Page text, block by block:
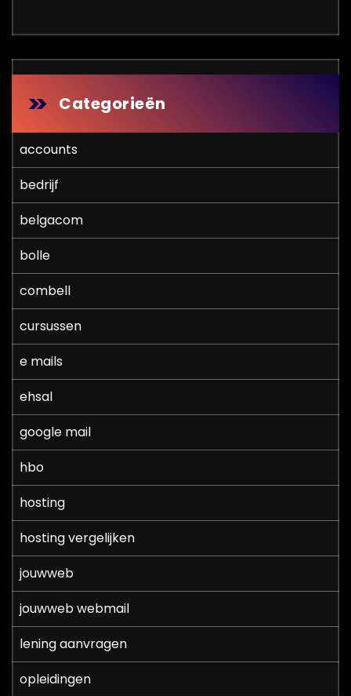
Categorieën
accounts
bedrijf
belgacom
bolle
combell
cursussen
e mails
ehsal
google mail
hbo
hosting
hosting vergelijken
jouwweb
jouwweb webmail
lening aanvragen
opleidingen